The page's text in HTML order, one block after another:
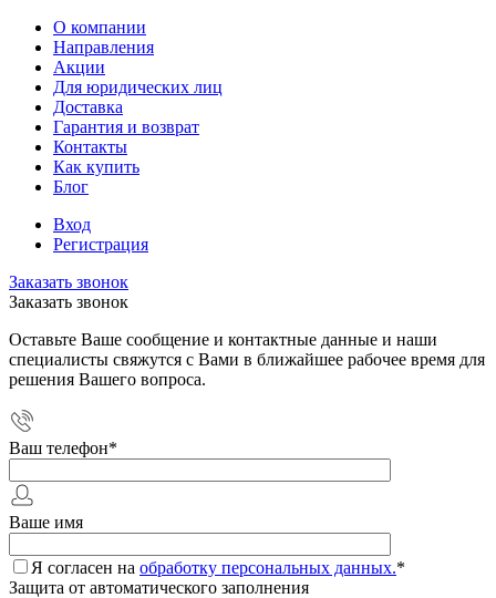
О компании
Направления
Акции
Для юридических лиц
Доставка
Гарантия и возврат
Контакты
Как купить
Блог
Вход
Регистрация
Заказать звонок
Заказать звонок
Оставьте Ваше сообщение и контактные данные и наши
специалисты свяжутся с Вами в ближайшее рабочее время для
решения Вашего вопроса.
Ваш телефон*
Ваше имя
Я согласен на обработку персональных данных.*
Защита от автоматического заполнения